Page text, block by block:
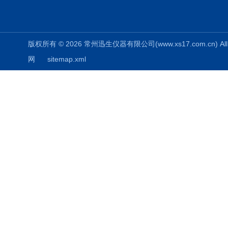
版权所有 © 2026 常州迅生仪器有限公司
网
sitemap.xml